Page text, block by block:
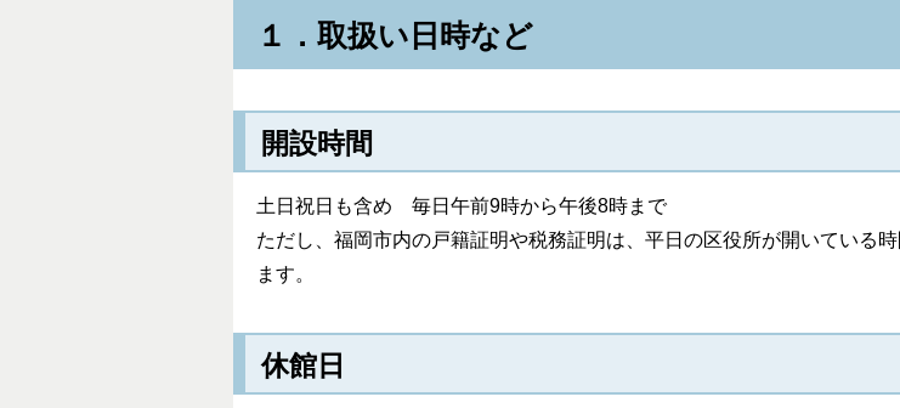
１．取扱い日時など
開設時間
土日祝日も含め 毎日午前9時から午後8時まで
ただし、福岡市内の戸籍証明や税務証明は、平日の区役所が開いている
ます。
休館日